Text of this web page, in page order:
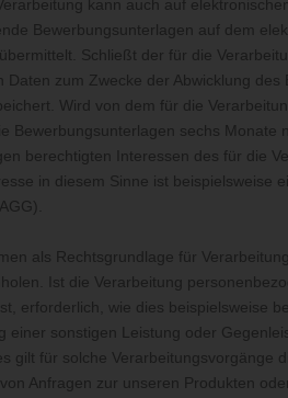
kann auch auf
Bewerbungsunterlagen auf dem
Schließt der für die
zum Zwecke der Abwicklung des
Wird von dem für die
Bewerbungsunterlagen sechs Monate
berechtigten Interessen des für die
in diesem Sinne ist beispielsweise
als Rechtsgrundlage für
Ist die Verarbeitung
erforderlich, wie dies beispielsweise
einer sonstigen Leistung oder
gilt für solche Verarbeitungsvorgänge
Anfragen zur unseren Produkten